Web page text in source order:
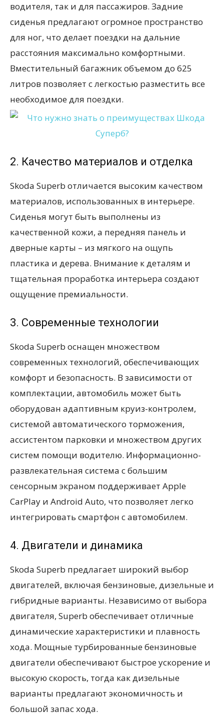
водителя, так и для пассажиров. Задние
сиденья предлагают огромное пространство
для ног, что делает поездки на дальние
расстояния максимально комфортными.
Вместительный багажник объемом до 625
литров позволяет с легкостью разместить все
необходимое для поездки.
2. Качество материалов и отделка
Skoda Superb отличается высоким качеством
материалов, использованных в интерьере.
Сиденья могут быть выполнены из
качественной кожи, а передняя панель и
дверные карты – из мягкого на ощупь
пластика и дерева. Внимание к деталям и
тщательная проработка интерьера создают
ощущение премиальности.
3. Современные технологии
Skoda Superb оснащен множеством
современных технологий, обеспечивающих
комфорт и безопасность. В зависимости от
комплектации, автомобиль может быть
оборудован адаптивным круиз-контролем,
системой автоматического торможения,
ассистентом парковки и множеством других
систем помощи водителю. Информационно-
развлекательная система с большим
сенсорным экраном поддерживает Apple
CarPlay и Android Auto, что позволяет легко
интегрировать смартфон с автомобилем.
4. Двигатели и динамика
Skoda Superb предлагает широкий выбор
двигателей, включая бензиновые, дизельные и
гибридные варианты. Независимо от выбора
двигателя, Superb обеспечивает отличные
динамические характеристики и плавность
хода. Мощные турбированные бензиновые
двигатели обеспечивают быстрое ускорение и
высокую скорость, тогда как дизельные
варианты предлагают экономичность и
большой запас хода.